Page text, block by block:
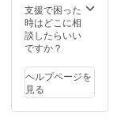
に表記
されま
す。
商品開
は必ず
お届け
のリ
ターン
す。 ●
対象
サービ
スはマ
ドッグ
パー
ク、せ
んねん
様・デ
ザイン
はマメ
ノキ側
しま
す。
【追加
特典
支援で困った
時はどこに相
談したらいい
ですか？
ヘルプページを
見る